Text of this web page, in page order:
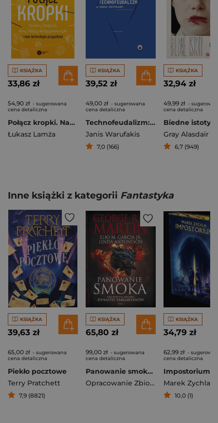
KSIĄŻKA
33,86 zł
54,90 zł - sugerowana
cena detaliczna
Połącz kropki. Nanoboty medyczne, drony zabójcy, odczytywanie myśli i inne technologie przyszłości
Łukasz Lamża
KSIĄŻKA
39,52 zł
49,00 zł - sugerowana
cena detaliczna
Technofeudalizm: co zabiło kapitalizm?
Janis Warufakis
7,0 (166)
KSIĄŻKA
32,94 zł
49,99 zł -
cena detaliczna
Biedne istoty
Gray Alasdair
6,7 (949)
Inne książki z kategorii Fantastyka
KSIĄŻKA
39,63 zł
65,00 zł - sugerowana
cena detaliczna
Piekło pocztowe
Terry Pratchett
7,9 (8821)
KSIĄŻKA
65,80 zł
99,00 zł - sugerowana
cena detaliczna
Panowanie smoka. Ilustrowana historia dynastii Targaryenów
Opracowanie Zbiorowe
KSIĄŻKA
34,79 zł
62,99 zł -
cena detaliczna
Marek Zychla
10,0 (1)